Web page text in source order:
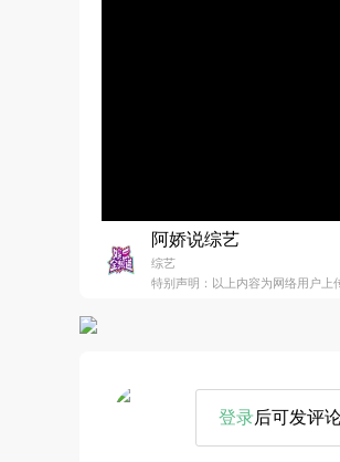
阿娇说综艺
综艺
特别声明：以上内容为网络用户上
登录后可发评